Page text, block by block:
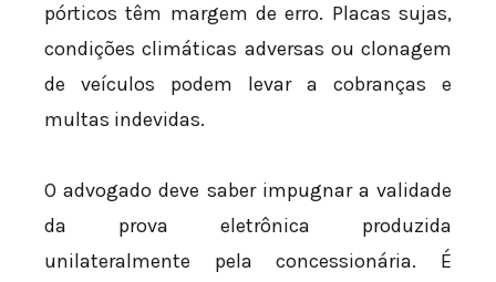
pórticos têm margem de erro. Placas sujas,
condições climáticas adversas ou clonagem
de veículos podem levar a cobranças e
multas indevidas.
O advogado deve saber impugnar a validade
da prova eletrônica produzida
unilateralmente pela concessionária. É